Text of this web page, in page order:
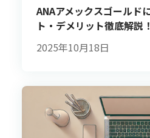
ANAアメックスゴールド
ト・デメリット徹底解説！
2025年10月18日